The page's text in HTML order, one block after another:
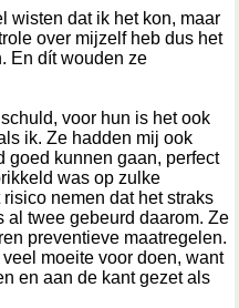
wisten dat ik het kon, maar
over mijzelf heb dus het
En dít wouden ze
voor hun is het ook
ik. Ze hadden mij ook
goed kunnen gaan, perfect
was op zulke
nemen dat het straks
al twee gebeurd daarom. Ze
preventieve maatregelen.
moeite voor doen, want
en aan de kant gezet als